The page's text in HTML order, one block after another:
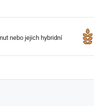
nebo jejich hybridní